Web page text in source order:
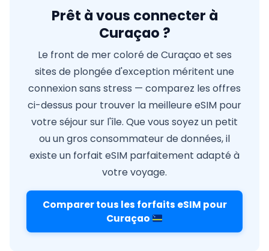
Prêt à vous connecter à
Curaçao ?
Le front de mer coloré de Curaçao et ses
sites de plongée d'exception méritent une
connexion sans stress — comparez les offres
ci-dessus pour trouver la meilleure eSIM pour
votre séjour sur l'île. Que vous soyez un petit
ou un gros consommateur de données, il
existe un forfait eSIM parfaitement adapté à
votre voyage.
Comparer tous les forfaits eSIM pour
Curaçao